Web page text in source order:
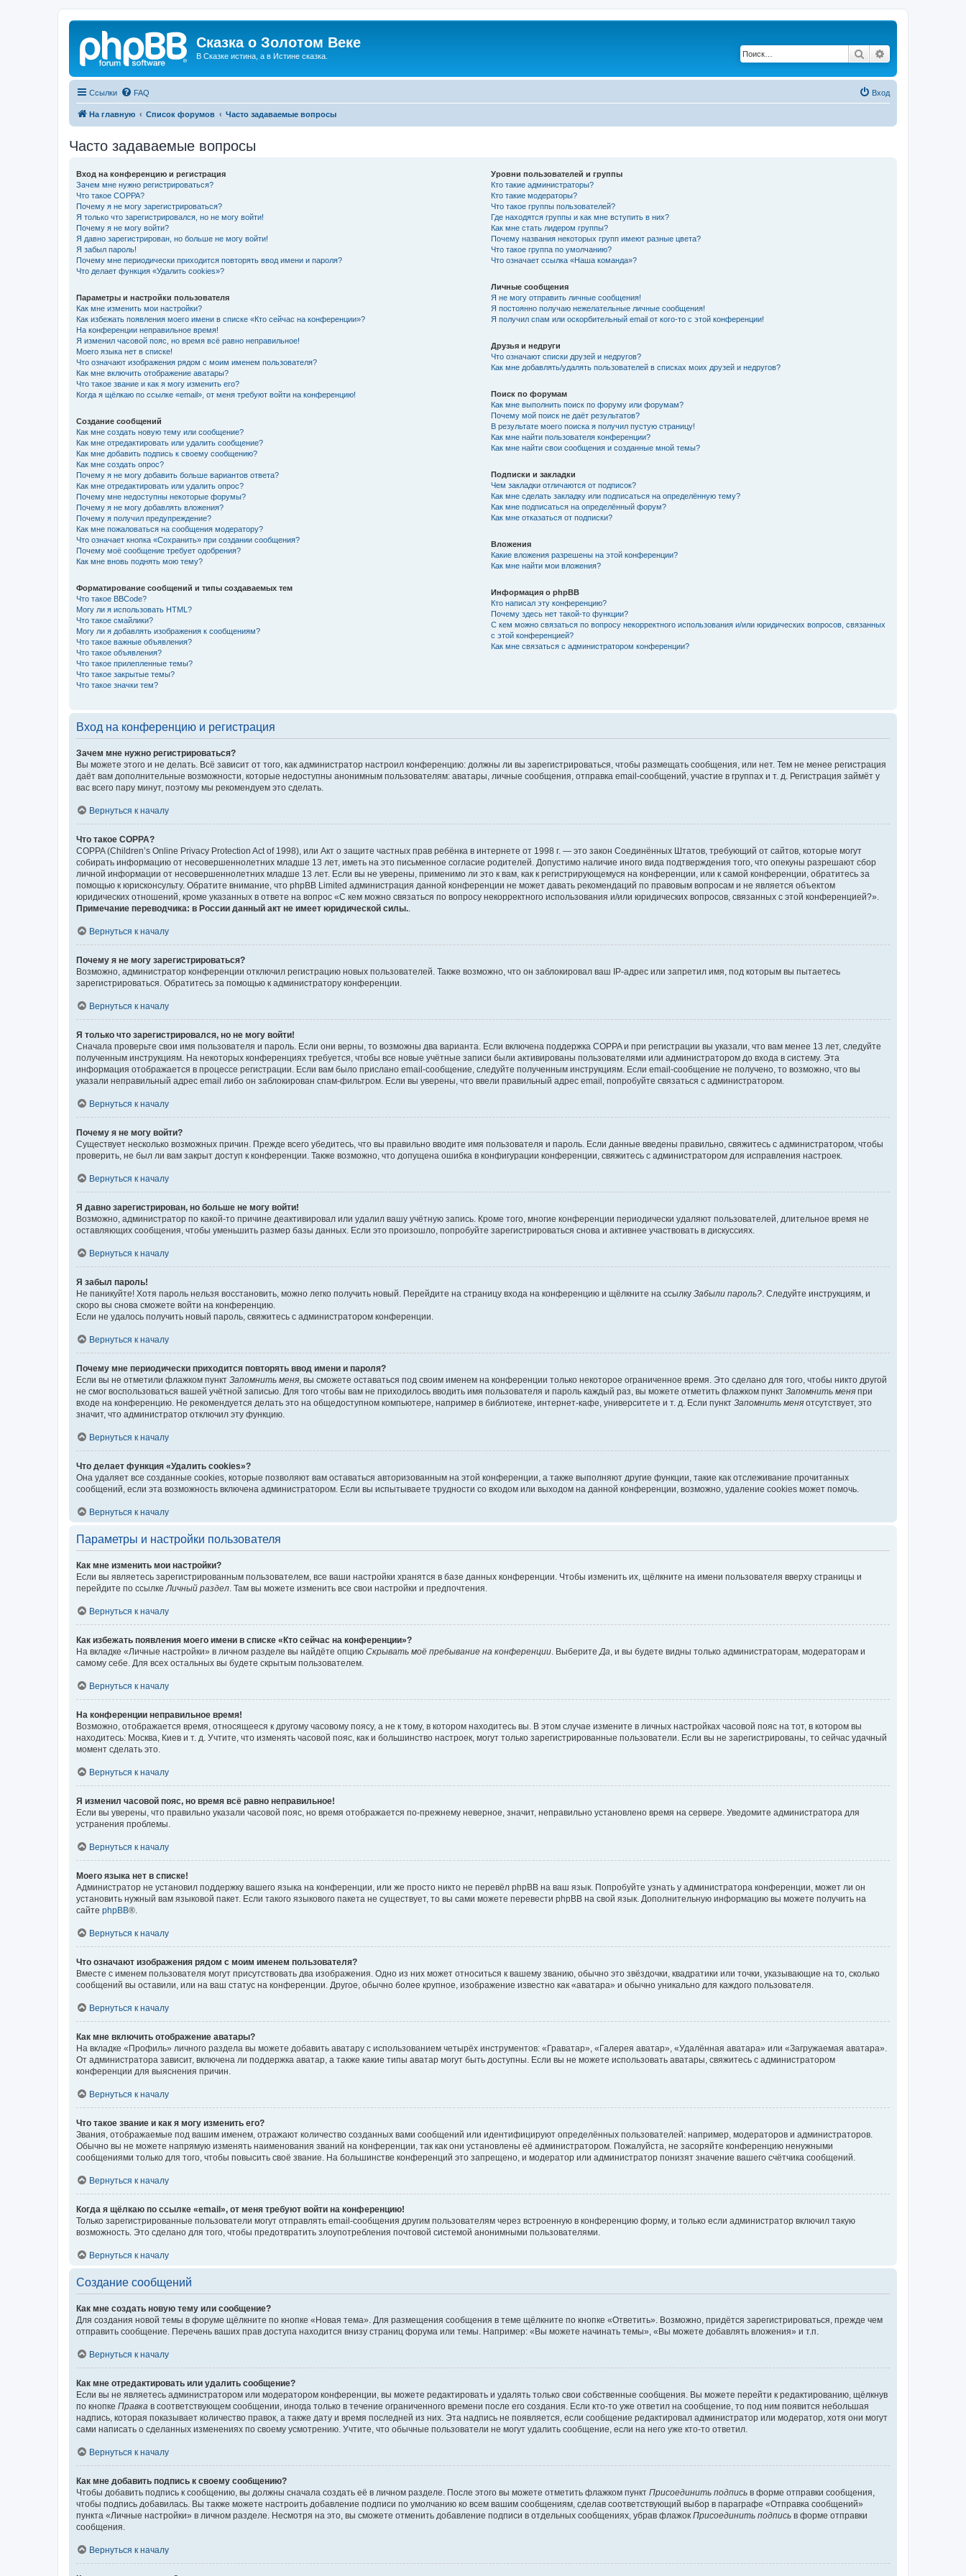
Сказка о Золотом Веке
В Сказке истина, а в Истине сказка. Поиск
Ссылки FAQ Вход
На главную Список форумов Часто задаваемые вопросы
Часто задаваемые вопросы
Вход на конференцию и регистрация
Зачем мне нужно регистрироваться?
Что такое COPPA?
Почему я не могу зарегистрироваться?
Я только что зарегистрировался, но не могу войти!
Почему я не могу войти?
Я давно зарегистрирован, но больше не могу войти!
Я забыл пароль!
Почему мне периодически приходится повторять ввод имени и пароля?
Что делает функция «Удалить cookies»?
Параметры и настройки пользователя
Как мне изменить мои настройки?
Как избежать появления моего имени в списке «Кто сейчас на конференции»?
На конференции неправильное время!
Я изменил часовой пояс, но время всё равно неправильное!
Моего языка нет в списке!
Что означают изображения рядом с моим именем пользователя?
Как мне включить отображение аватары?
Что такое звание и как я могу изменить его?
Когда я щёлкаю по ссылке «email», от меня требуют войти на конференцию!
Создание сообщений
Как мне создать новую тему или сообщение?
Как мне отредактировать или удалить сообщение?
Как мне добавить подпись к своему сообщению?
Как мне создать опрос?
Почему я не могу добавить больше вариантов ответа?
Как мне отредактировать или удалить опрос?
Почему мне недоступны некоторые форумы?
Почему я не могу добавлять вложения?
Почему я получил предупреждение?
Как мне пожаловаться на сообщения модератору?
Что означает кнопка «Сохранить» при создании сообщения?
Почему моё сообщение требует одобрения?
Как мне вновь поднять мою тему?
Форматирование сообщений и типы создаваемых тем
Что такое BBCode?
Могу ли я использовать HTML?
Что такое смайлики?
Могу ли я добавлять изображения к сообщениям?
Что такое важные объявления?
Что такое объявления?
Что такое прилепленные темы?
Что такое закрытые темы?
Что такое значки тем?
Уровни пользователей и группы
Кто такие администраторы?
Кто такие модераторы?
Что такое группы пользователей?
Где находятся группы и как мне вступить в них?
Как мне стать лидером группы?
Почему названия некоторых групп имеют разные цвета?
Что такое группа по умолчанию?
Что означает ссылка «Наша команда»?
Личные сообщения
Я не могу отправить личные сообщения!
Я постоянно получаю нежелательные личные сообщения!
Я получил спам или оскорбительный email от кого-то с этой конференции!
Друзья и недруги
Что означают списки друзей и недругов?
Как мне добавлять/удалять пользователей в списках моих друзей и недругов?
Поиск по форумам
Как мне выполнить поиск по форуму или форумам?
Почему мой поиск не даёт результатов?
В результате моего поиска я получил пустую страницу!
Как мне найти пользователя конференции?
Как мне найти свои сообщения и созданные мной темы?
Подписки и закладки
Чем закладки отличаются от подписок?
Как мне сделать закладку или подписаться на определённую тему?
Как мне подписаться на определённый форум?
Как мне отказаться от подписки?
Вложения
Какие вложения разрешены на этой конференции?
Как мне найти мои вложения?
Информация о phpBB
Кто написал эту конференцию?
Почему здесь нет такой-то функции?
С кем можно связаться по вопросу некорректного использования и/или юридических вопросов, связанных
с этой конференцией?
Как мне связаться с администратором конференции?
Вход на конференцию и регистрация
Зачем мне нужно регистрироваться?
Вы можете этого и не делать. Всё зависит от того, как администратор настроил конференцию: должны ли вы зарегистрироваться, чтобы размещать сообщения, или нет. Тем не менее регистрация
даёт вам дополнительные возможности, которые недоступны анонимным пользователям: аватары, личные сообщения, отправка email-сообщений, участие в группах и т. д. Регистрация займёт у
вас всего пару минут, поэтому мы рекомендуем это сделать.
Вернуться к началу
Что такое COPPA?
COPPA (Children’s Online Privacy Protection Act of 1998), или Акт о защите частных прав ребёнка в интернете от 1998 г. — это закон Соединённых Штатов, требующий от сайтов, которые могут
собирать информацию от несовершеннолетних младше 13 лет, иметь на это письменное согласие родителей. Допустимо наличие иного вида подтверждения того, что опекуны разрешают сбор
личной информации от несовершеннолетних младше 13 лет. Если вы не уверены, применимо ли это к вам, как к регистрирующемуся на конференции, или к самой конференции, обратитесь за
помощью к юрисконсульту. Обратите внимание, что phpBB Limited администрация данной конференции не может давать рекомендаций по правовым вопросам и не является объектом
юридических отношений, кроме указанных в ответе на вопрос «С кем можно связаться по вопросу некорректного использования и/или юридических вопросов, связанных с этой конференцией?».
Примечание переводчика: в России данный акт не имеет юридической силы.
Вернуться к началу
Почему я не могу зарегистрироваться?
Возможно, администратор конференции отключил регистрацию новых пользователей. Также возможно, что он заблокировал ваш IP-адрес или запретил имя, под которым вы пытаетесь
зарегистрироваться. Обратитесь за помощью к администратору конференции.
Вернуться к началу
Я только что зарегистрировался, но не могу войти!
Сначала проверьте свои имя пользователя и пароль. Если они верны, то возможны два варианта. Если включена поддержка COPPA и при регистрации вы указали, что вам менее 13 лет, следуйте
полученным инструкциям. На некоторых конференциях требуется, чтобы все новые учётные записи были активированы пользователями или администратором до входа в систему. Эта
информация отображается в процессе регистрации. Если вам было прислано email-сообщение, следуйте полученным инструкциям. Если email-сообщение не получено, то возможно, что вы
указали неправильный адрес email либо он заблокирован спам-фильтром. Если вы уверены, что ввели правильный адрес email, попробуйте связаться с администратором.
Вернуться к началу
Почему я не могу войти?
Существует несколько возможных причин. Прежде всего убедитесь, что вы правильно вводите имя пользователя и пароль. Если данные введены правильно, свяжитесь с администратором, чтобы
проверить, не был ли вам закрыт доступ к конференции. Также возможно, что допущена ошибка в конфигурации конференции, свяжитесь с администратором для исправления настроек.
Вернуться к началу
Я давно зарегистрирован, но больше не могу войти!
Возможно, администратор по какой-то причине деактивировал или удалил вашу учётную запись. Кроме того, многие конференции периодически удаляют пользователей, длительное время не
оставляющих сообщения, чтобы уменьшить размер базы данных. Если это произошло, попробуйте зарегистрироваться снова и активнее участвовать в дискуссиях.
Вернуться к началу
Я забыл пароль!
Не паникуйте! Хотя пароль нельзя восстановить, можно легко получить новый. Перейдите на страницу входа на конференцию и щёлкните на ссылку Забыли пароль? . Следуйте инструкциям, и
скоро вы снова сможете войти на конференцию.
Если не удалось получить новый пароль, свяжитесь с администратором конференции.
Вернуться к началу
Почему мне периодически приходится повторять ввод имени и пароля?
Если вы не отметили флажком пункт Запомнить меня , вы сможете оставаться под своим именем на конференции только некоторое ограниченное время. Это сделано для того, чтобы никто другой
не смог воспользоваться вашей учётной записью. Для того чтобы вам не приходилось вводить имя пользователя и пароль каждый раз, вы можете отметить флажком пункт Запомнить меня при
входе на конференцию. Не рекомендуется делать это на общедоступном компьютере, например в библиотеке, интернет-кафе, университете и т. д. Если пункт Запомнить меня отсутствует, это
значит, что администратор отключил эту функцию.
Вернуться к началу
Что делает функция «Удалить cookies»?
Она удаляет все созданные cookies, которые позволяют вам оставаться авторизованным на этой конференции, а также выполняют другие функции, такие как отслеживание прочитанных
сообщений, если эта возможность включена администратором. Если вы испытываете трудности со входом или выходом на данной конференции, возможно, удаление cookies может помочь.
Вернуться к началу
Параметры и настройки пользователя
Как мне изменить мои настройки?
Если вы являетесь зарегистрированным пользователем, все ваши настройки хранятся в базе данных конференции. Чтобы изменить их, щёлкните на имени пользователя вверху страницы и
перейдите по ссылке Личный раздел . Там вы можете изменить все свои настройки и предпочтения.
Вернуться к началу
Как избежать появления моего имени в списке «Кто сейчас на конференции»?
На вкладке «Личные настройки» в личном разделе вы найдёте опцию Скрывать моё пребывание на конференции . Выберите Да , и вы будете видны только администраторам, модераторам и
самому себе. Для всех остальных вы будете скрытым пользователем.
Вернуться к началу
На конференции неправильное время!
Возможно, отображается время, относящееся к другому часовому поясу, а не к тому, в котором находитесь вы. В этом случае измените в личных настройках часовой пояс на тот, в котором вы
находитесь: Москва, Киев и т. д. Учтите, что изменять часовой пояс, как и большинство настроек, могут только зарегистрированные пользователи. Если вы не зарегистрированы, то сейчас удачный
момент сделать это.
Вернуться к началу
Я изменил часовой пояс, но время всё равно неправильное!
Если вы уверены, что правильно указали часовой пояс, но время отображается по-прежнему неверное, значит, неправильно установлено время на сервере. Уведомите администратора для
устранения проблемы.
Вернуться к началу
Моего языка нет в списке!
Администратор не установил поддержку вашего языка на конференции, или же просто никто не перевёл phpBB на ваш язык. Попробуйте узнать у администратора конференции, может ли он
установить нужный вам языковой пакет. Если такого языкового пакета не существует, то вы сами можете перевести phpBB на свой язык. Дополнительную информацию вы можете получить на
сайте phpBB®.
Вернуться к началу
Что означают изображения рядом с моим именем пользователя?
Вместе с именем пользователя могут присутствовать два изображения. Одно из них может относиться к вашему званию, обычно это звёздочки, квадратики или точки, указывающие на то, сколько
сообщений вы оставили, или на ваш статус на конференции. Другое, обычно более крупное, изображение известно как «аватара» и обычно уникально для каждого пользователя.
Вернуться к началу
Как мне включить отображение аватары?
На вкладке «Профиль» личного раздела вы можете добавить аватару с использованием четырёх инструментов: «Граватар», «Галерея аватар», «Удалённая аватара» или «Загружаемая аватара».
От администратора зависит, включена ли поддержка аватар, а также какие типы аватар могут быть доступны. Если вы не можете использовать аватары, свяжитесь с администратором
конференции для выяснения причин.
Вернуться к началу
Что такое звание и как я могу изменить его?
Звания, отображаемые под вашим именем, отражают количество созданных вами сообщений или идентифицируют определённых пользователей: например, модераторов и администраторов.
Обычно вы не можете напрямую изменять наименования званий на конференции, так как они установлены её администратором. Пожалуйста, не засоряйте конференцию ненужными
сообщениями только для того, чтобы повысить своё звание. На большинстве конференций это запрещено, и модератор или администратор понизят значение вашего счётчика сообщений.
Вернуться к началу
Когда я щёлкаю по ссылке «email», от меня требуют войти на конференцию!
Только зарегистрированные пользователи могут отправлять email-сообщения другим пользователям через встроенную в конференцию форму, и только если администратор включил такую
возможность. Это сделано для того, чтобы предотвратить злоупотребления почтовой системой анонимными пользователями.
Вернуться к началу
Создание сообщений
Как мне создать новую тему или сообщение?
Для создания новой темы в форуме щёлкните по кнопке «Новая тема». Для размещения сообщения в теме щёлкните по кнопке «Ответить». Возможно, придётся зарегистрироваться, прежде чем
отправить сообщение. Перечень ваших прав доступа находится внизу страниц форума или темы. Например: «Вы можете начинать темы», «Вы можете добавлять вложения» и т.п.
Вернуться к началу
Как мне отредактировать или удалить сообщение?
Если вы не являетесь администратором или модератором конференции, вы можете редактировать и удалять только свои собственные сообщения. Вы можете перейти к редактированию, щёлкнув
по кнопке Правка в соответствующем сообщении, иногда только в течение ограниченного времени после его создания. Если кто-то уже ответил на сообщение, то под ним появится небольшая
надпись, которая показывает количество правок, а также дату и время последней из них. Эта надпись не появляется, если сообщение редактировал администратор или модератор, хотя они могут
сами написать о сделанных изменениях по своему усмотрению. Учтите, что обычные пользователи не могут удалить сообщение, если на него уже кто-то ответил.
Вернуться к началу
Как мне добавить подпись к своему сообщению?
Чтобы добавить подпись к сообщению, вы должны сначала создать её в личном разделе. После этого вы можете отметить флажком пункт Присоединить подпись в форме отправки сообщения,
чтобы подпись добавилась. Вы также можете настроить добавление подписи по умолчанию ко всем вашим сообщениям, сделав соответствующий выбор в параграфе «Отправка сообщений»
пункта «Личные настройки» в личном разделе. Несмотря на это, вы сможете отменить добавление подписи в отдельных сообщениях, убрав флажок Присоединить подпись в форме отправки
сообщения.
Вернуться к началу